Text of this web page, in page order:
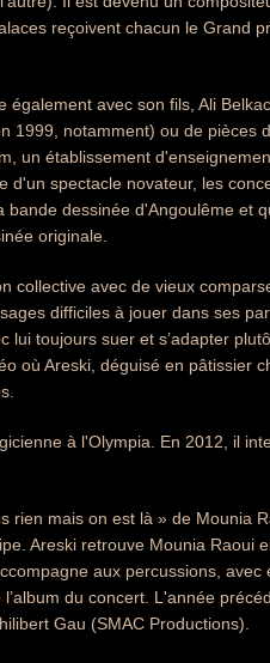
reçoivent chacun le Grand
également avec son fils, Ali
1999, notamment) ou de pièces
un établissement
d'un spectacle novateur, les
bande dessinée d'Angoulême et
originale.
collective avec de vieux
difficiles à jouer dans ses
toujours suer et s’adapter
où Areski, déguisé en pâtissier
à l'Olympia. En 2012, il
rien mais on est là » de Mounia
Areski retrouve Mounia Raoui
aux percussions, avec
du concert. L'année
Gau (SMAC Productions).